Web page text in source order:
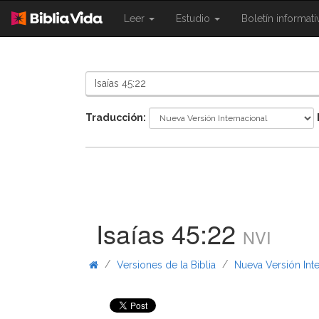
Leer
{{
Estudio
{{
Boletín
Traducción:
Isaías 45:22 NVI
/ Versiones de la Biblia / Nueva Versión